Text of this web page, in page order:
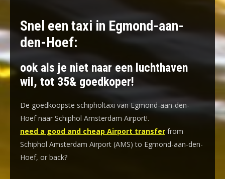
Snel een taxi in Egmond-aan-
den-Hoef:
ook als je niet naar een luchthaven
wil, tot 35& goedkoper!
De goedkoopste schipholtaxi van Egmond-aan-den-
Hoef naar Schiphol Amsterdam Airport!.
need a good and cheap Airport transfer from
Schiphol Amsterdam Airport (AMS) to Egmond-aan-den-
Hoef, or back?